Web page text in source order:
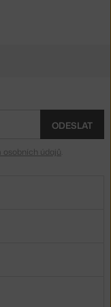
ODESLAT
osobních údajů